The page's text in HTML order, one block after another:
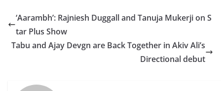
‘Aarambh’: Rajniesh Duggall and Tanuja Mukerji on S
tar Plus Show
Tabu and Ajay Devgn are Back Together in Akiv Ali’s
Directional debut